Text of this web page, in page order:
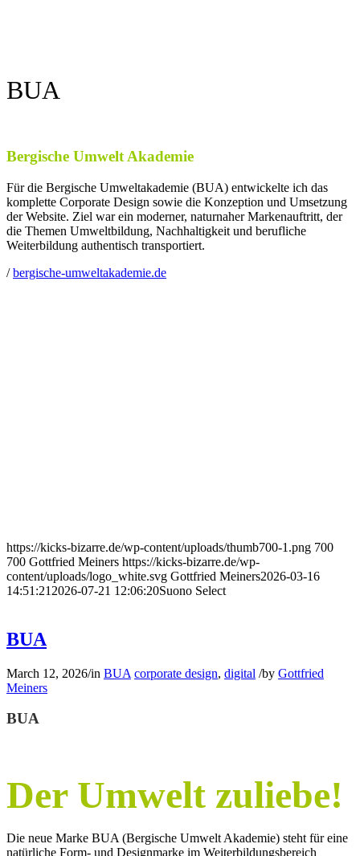
BUA
Bergische Umwelt Akademie
Für die Bergische Umweltakademie (BUA) entwickelte ich das
komplette Corporate Design sowie die Konzeption und Umsetzung
der Website. Ziel war ein moderner, naturnaher Markenauftritt, der
die Themen Umweltbildung, Nachhaltigkeit und berufliche
Weiterbildung authentisch transportiert.
/bergische-umweltakademie.de
https://kicks-bizarre.de/wp-content/uploads/thumb700-1.png 700
700 Gottfried Meiners https://kicks-bizarre.de/wp-
content/uploads/logo_white.svg Gottfried Meiners2026-03-16
14:51:21 2026-07-21 12:06:20Suono Select
BUA
March 12, 2026/in BUA corporate design, digital /by Gottfried
Meiners
BUA
Der Umwelt zuliebe!
Die neue Marke BUA (Bergische Umwelt Akademie) steht für eine
natürliche Form- und Designmarke im Weiterbildungsbereich